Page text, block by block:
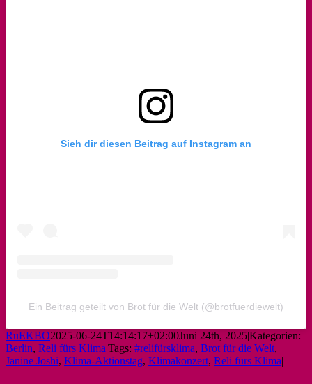
Sieh dir diesen Beitrag auf Instagram an
Ein Beitrag geteilt von Brot für die Welt (@brotfuerdiewelt)
RuEKBO2025-06-24T14:14:17+02:00Juni 24th, 2025|Kategorien:
Berlin, Reli fürs Klima|Tags: #relifürsklima, Brot für die Welt,
Janine Joshi, Klima-Aktionstag, Klimakonzert, Reli fürs Klima|